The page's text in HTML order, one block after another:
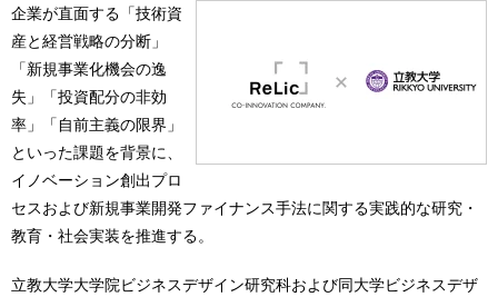
企業が直面する「技術資
産と経営戦略の分断」
「新規事業化機会の逸
失」「投資配分の非効
率」「自前主義の限界」
といった課題を背景に、
イノベーション創出プロ
セスおよび新規事業開発ファイナンス手法に関する実践的な研究・
教育・社会実装を推進する。
立教大学大学院ビジネスデザイン研究科および同大学ビジネスデザ